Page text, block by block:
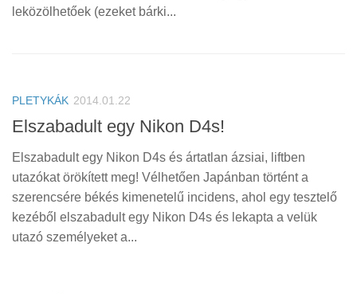
leközölhetőek (ezeket bárki...
PLETYKÁK 2014.01.22
Elszabadult egy Nikon D4s!
Elszabadult egy Nikon D4s és ártatlan ázsiai, liftben
utazókat örökített meg! Vélhetően Japánban történt a
szerencsére békés kimenetelű incidens, ahol egy tesztelő
kezéből elszabadult egy Nikon D4s és lekapta a velük
utazó személyeket a...